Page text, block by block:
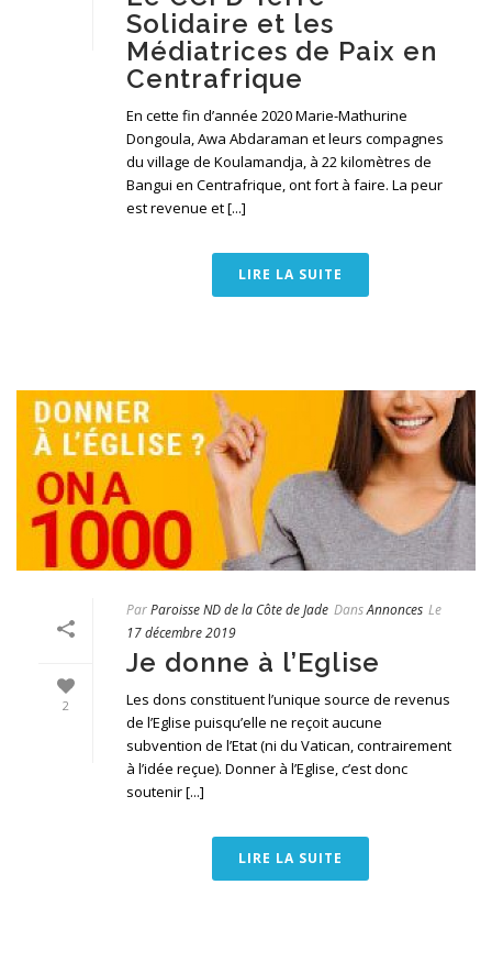
Solidaire et les
Médiatrices de Paix en
Centrafrique
En cette fin d’année 2020 Marie-Mathurine
Dongoula, Awa Abdaraman et leurs compagnes
du village de Koulamandja, à 22 kilomètres de
Bangui en Centrafrique, ont fort à faire. La peur
est revenue et [...]
LIRE LA SUITE
2
ParParoisse ND de la Côte de Jade DansAnnonces Le
17 décembre 2019
Je donne à l’Eglise
Les dons constituent l’unique source de revenus
de l’Eglise puisqu’elle ne reçoit aucune
subvention de l’Etat (ni du Vatican, contrairement
à l’idée reçue). Donner à l’Eglise, c’est donc
soutenir [...]
LIRE LA SUITE